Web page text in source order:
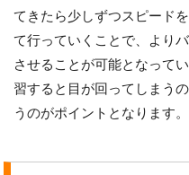
てきたら少しずつスピード
て行っていくことで、より
させることが可能となって
習すると目が回ってしまう
うのがポイントとなります。